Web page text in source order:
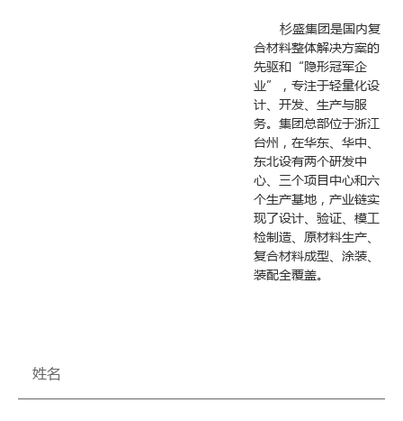
杉盛集团是国内复
合材料整体解决方案的
先驱和“隐形冠军企
业”，专注于轻量化设
计、开发、生产与服
务。集团总部位于浙江
台州，在华东、华中、
东北设有两个研发中
心、三个项目中心和六
个生产基地，产业链实
现了设计、验证、模工
检制造、原材料生产、
复合材料成型、涂装、
装配全覆盖。